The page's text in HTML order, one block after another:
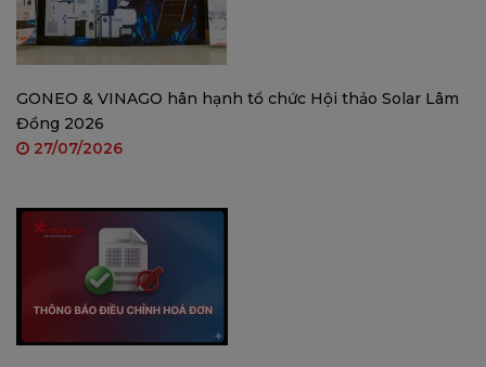
0,02 giây.
Thắp sáng màn đêm bằng sự thông minh
Vẽ đường cảnh báo và thiết lập hướng phát hiện
ngay trên ứng dụng Imou Life để bảo vệ tài sản
GONEO & VINAGO hân hạnh tổ chức Hội thảo Solar Lâm
Đồng 2026
27/07/2026